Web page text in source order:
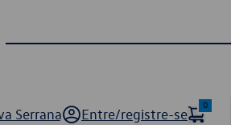
Serrana Entre/registre-se
0